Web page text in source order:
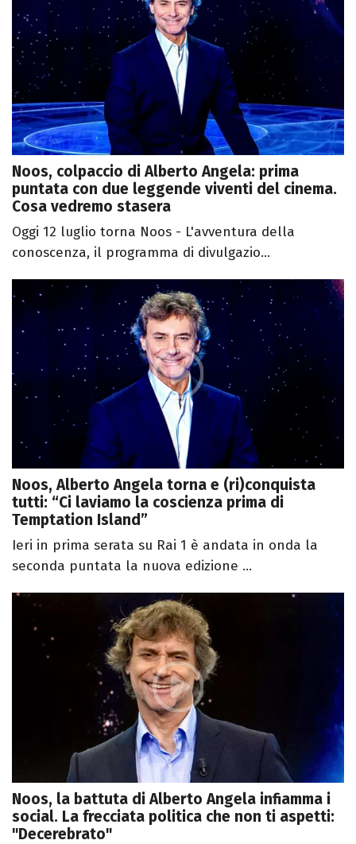
Noos, colpaccio di Alberto Angela: prima
puntata con due leggende viventi del cinema.
Cosa vedremo stasera
Oggi 12 luglio torna Noos - L'avventura della
conoscenza, il programma di divulgazio...
Noos, Alberto Angela torna e (ri)conquista
tutti: “Ci laviamo la coscienza prima di
Temptation Island”
Ieri in prima serata su Rai 1 è andata in onda la
seconda puntata la nuova edizione ...
Noos, la battuta di Alberto Angela infiamma i
social. La frecciata politica che non ti aspetti:
"Decerebrato"